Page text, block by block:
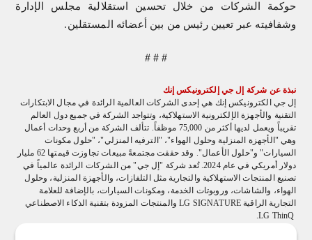
حوكمة الشركات من خلال تحسين استقلالية مجلس الإدارة
وشفافيته عبر تعيين رئيس من بين أعضائه المستقلين.
# # #
نبذة عن شركة إل جي إلكترونيكس إنك
إل جي الكترونيكس إنك هي إحدى الشركات العالمية الرائدة في مجال الابتكارات
التقنية والأجهزة الإلكترونية الاستهلاكية، وتتواجد الشركة في جميع دول العالم
تقريباً ويعمل لديها أكثر من 75,000 موظفاً. تتألف الشركة من أربع وحدات أعمال
وهي "الأجهزة المنزلية وحلول الهواء"، "الترفيه المنزلي"، "حلول مكونات
السيارات" و"حلول الأعمال". وقد حققت مجتمعةً مبيعات تجاوزت قيمتها 62 مليار
دولار أمريكي في عام 2024. تُعد شركة "إل جي" من الشركات الرائدة عالمياً في
تصنيع المنتجات الاستهلاكية والتجارية مثل التلفازات، والأجهزة المنزلية، وحلول
الهواء، والشاشات، وروبوتات الخدمة، ومكونات السيارات، بالإضافة للعلامة
التجارية الراقية LG SIGNATURE والمنتجات المزودة بتقنية الذكاء الاصطناعي
.LG ThinQ